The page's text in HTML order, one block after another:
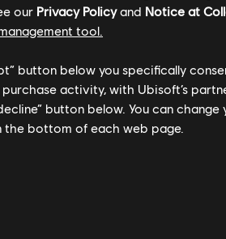
Graj ze
bronie oraz
stanąć w obronie
our Privacy Policyand Notice at
tool.
button below you specifically
activity, with Ubisoft’s
button below. You can
the bottom of each web page.